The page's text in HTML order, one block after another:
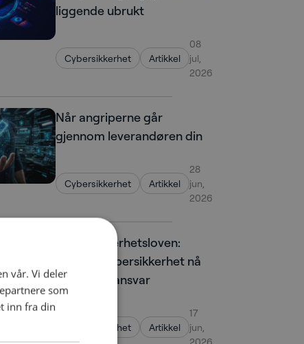
liggende ubrukt
Cybersikkerhet Artikkel
08
jul,
2026
Når angriperne går
gjennom leverandøren din
Cybersikkerhet Artikkel
28
jun,
2026
Digitalsikkerhetsloven:
Hvorfor cybersikkerhet nå
er et lederansvar
Cybersikkerhet Artikkel
17
jun,
2026
vår. Vi deler
som
inn fra din